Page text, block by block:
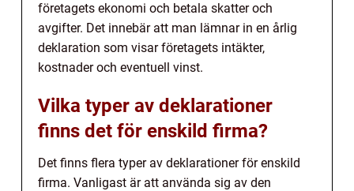
företagets ekonomi och betala skatter och
avgifter. Det innebär att man lämnar in en årlig
deklaration som visar företagets intäkter,
kostnader och eventuell vinst.
Vilka typer av deklarationer
finns det för enskild firma?
Det finns flera typer av deklarationer för enskild
firma. Vanligast är att använda sig av den